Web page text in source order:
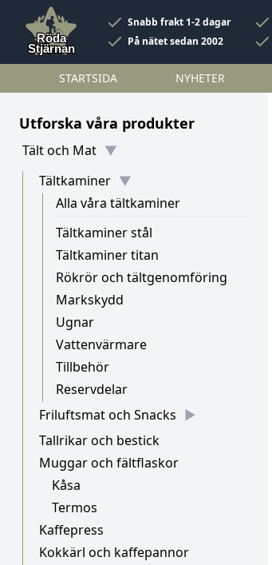
Snabb frakt 1-2 dagar
På nätet sedan 2002
STARTSIDA NYHETER
Utforska våra produkter
Tält och Mat
Tältkaminer
Alla våra tältkaminer
Tältkaminer stål
Tältkaminer titan
Rökrör och tältgenomföring
Markskydd
Ugnar
Vattenvärmare
Tillbehör
Reservdelar
Friluftsmat och Snacks
Tallrikar och bestick
Muggar och fältflaskor
Kåsa
Termos
Kaffepress
Kokkärl och kaffepannor